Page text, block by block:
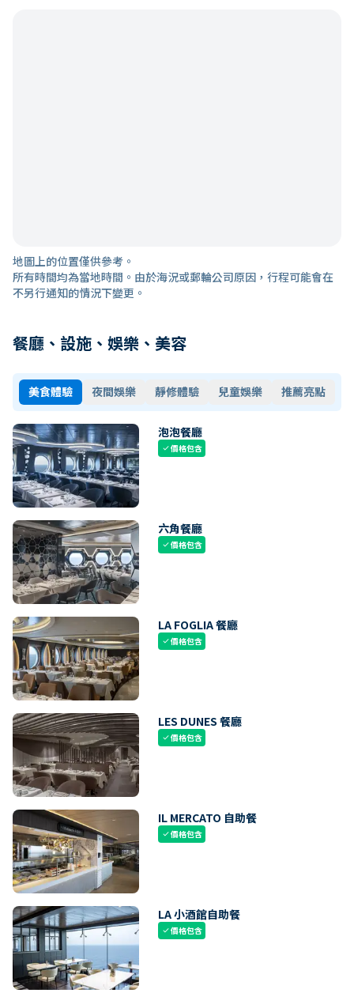
地圖上的位置僅供參考。
所有時間均為當地時間。由於海況或郵輪公司原因，行程可能會在
不另行通知的情況下變更。
餐廳、設施、娛樂、美容
美食體驗 夜間娛樂 靜修體驗 兒童娛樂 推薦亮點
泡泡餐廳
check價格包含
六角餐廳
check價格包含
LA FOGLIA 餐廳
check價格包含
LES DUNES 餐廳
check價格包含
IL MERCATO 自助餐
check價格包含
LA 小酒館自助餐
check價格包含